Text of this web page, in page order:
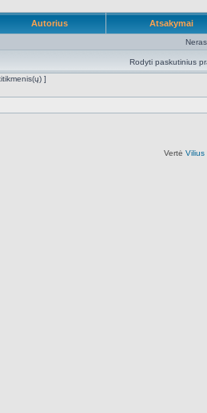
Autorius Atsakymai
Rodyti paskutinius
]
Vertė Vilius